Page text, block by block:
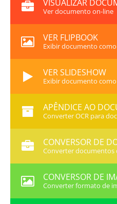
VISUALIZAR
Ver documento on-line
VER FLIPBOOK
Exibir documento
VER SLIDESHOW
Exibir documento
APÊNDICE AO
Converter OCR para
CONVERSOR DE
Converter documentos
CONVERSOR DE
Converter formato de